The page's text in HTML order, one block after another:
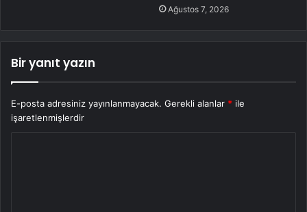
Ağustos 7, 2026
Bir yanıt yazın
E-posta adresiniz yayınlanmayacak. Gerekli alanlar * ile
işaretlenmişlerdir